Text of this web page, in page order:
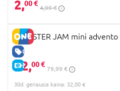
2,00 €
4,99 €
GERA KAINA
E-KAINA
MONSTER JAM mini
32,00 €
79,99 €
30d. geriausia kaina: 32,00 €